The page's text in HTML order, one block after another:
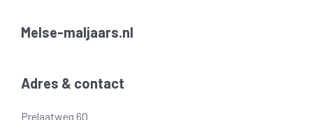
Melse-maljaars.nl
Adres & contact
Prelaatweg 60